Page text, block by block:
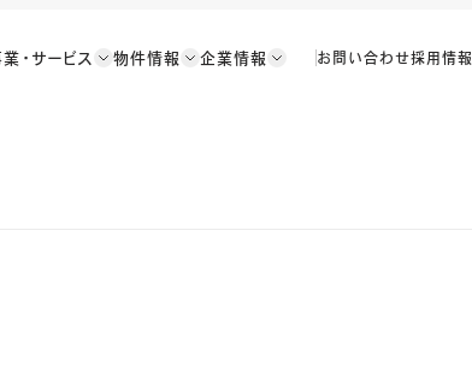
・サービス 物件情報 企業情報 お問い合わせ採用情報